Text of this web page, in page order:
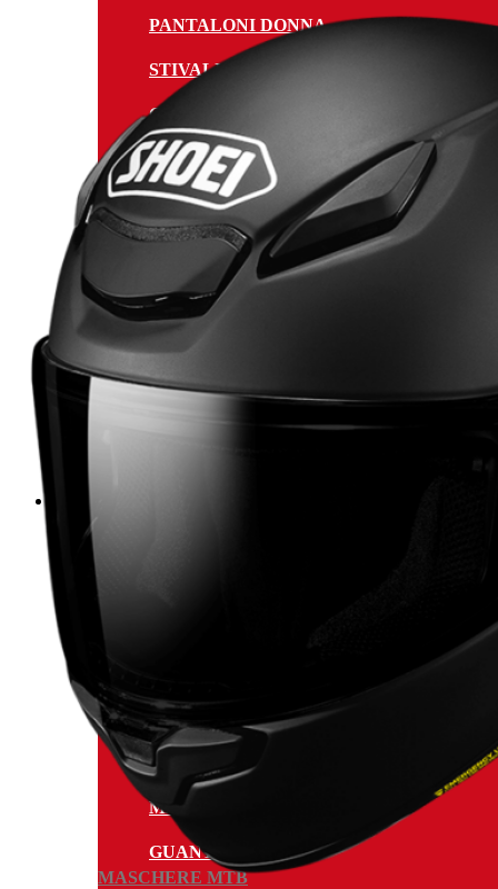
PANTALONI DONNA
STIVALI, SCARPE E CALZE DONNA
GUANTI DONNA
TUTE DONNA IN PELLE
CAPI ANTIPIOGGIA DONNA
CAPI RISCALDATI DONNA
PROTEZIONI
MAGLIE FUORISTRADA DONNA
INTIMO TECNICO UNDERWEAR
SPORTSWEAR & CASUAL
CASCHI BICI
PANTALONI BICI
MAGLIE BICI
GUANTI MTB
MASCHERE MTB